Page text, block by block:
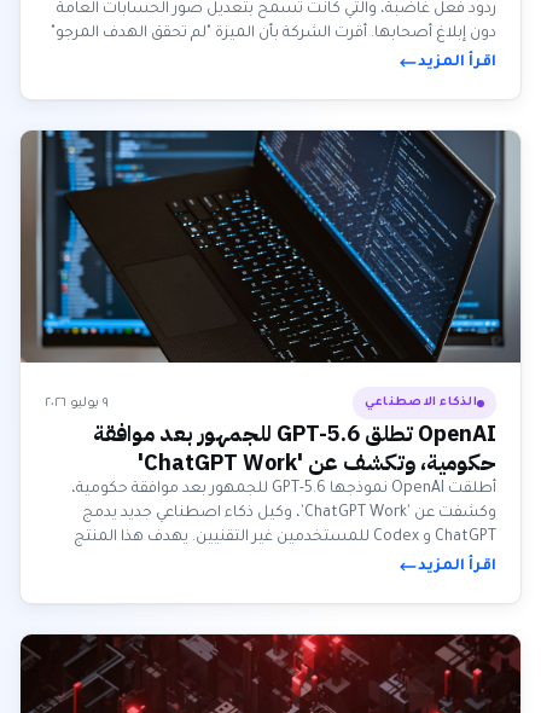
ردود فعل غاضبة، والتي كانت تسمح بتعديل صور الحسابات العامة
دون إبلاغ أصحابها. أقرت الشركة بأن الميزة "لم تحقق الهدف المرجو"
وتم سحبها فوراً.
اقرأ المزيد
الذكاء الاصطناعي ٩ يوليو ٢٠٢٦
OpenAI تطلق GPT-5.6 للجمهور بعد موافقة
حكومية، وتكشف عن 'ChatGPT Work'
أطلقت OpenAI نموذجها GPT-5.6 للجمهور بعد موافقة حكومية،
وكشفت عن 'ChatGPT Work'، وكيل ذكاء اصطناعي جديد يدمج
ChatGPT و Codex للمستخدمين غير التقنيين. يهدف هذا المنتج
الجديد إلى تبسيط المهام المهنية من خلال التكامل مع التطبيقات
اقرأ المزيد